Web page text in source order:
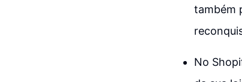
também
No